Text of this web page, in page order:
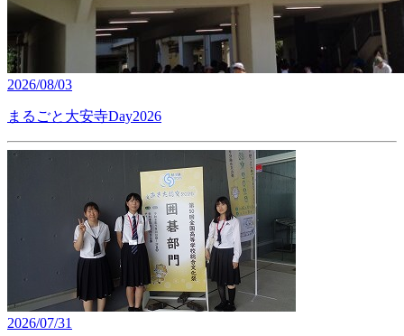
2026/08/03
まるごと大安寺Day2026
2026/07/31